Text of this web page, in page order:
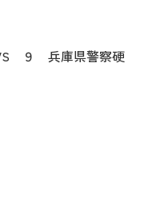
９ 兵庫県警察硬